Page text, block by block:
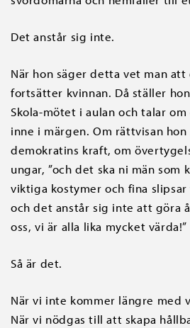
Det anstår sig inte.
När hon säger detta vet man att
fortsätter kvinnan. Då ställer
Skola-mötet i aulan och talar
inne i märgen. Om rättvisan
demokratins kraft, om
ungar, ”och det ska ni män som
viktiga kostymer och fina slipsar
och det anstår sig inte att göra
oss, vi är alla lika mycket värda!”
Så är det.
När vi inte kommer längre med
När vi nödgas till att skapa